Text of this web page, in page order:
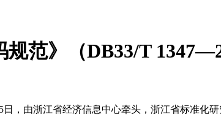
规范》（DB33/T
，由浙江省经济信息中心牵头，浙江省标准化